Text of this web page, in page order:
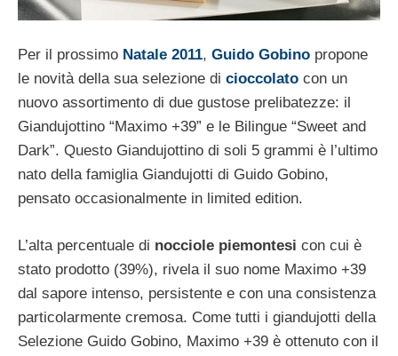
Per il prossimo Natale 2011, Guido Gobino propone
le novità della sua selezione di cioccolato con un
nuovo assortimento di due gustose prelibatezze: il
Giandujottino “Maximo +39” e le Bilingue “Sweet and
Dark”. Questo Giandujottino di soli 5 grammi è l’ultimo
nato della famiglia Giandujotti di Guido Gobino,
pensato occasionalmente in limited edition.
L’alta percentuale di nocciole piemontesi con cui è
stato prodotto (39%), rivela il suo nome Maximo +39
dal sapore intenso, persistente e con una consistenza
particolarmente cremosa. Come tutti i giandujotti della
Selezione Guido Gobino, Maximo +39 è ottenuto con il